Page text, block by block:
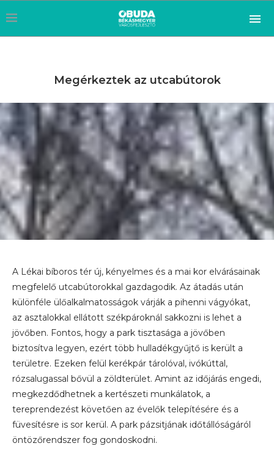
Megérkeztek az utcabútorok
A Lékai bíboros tér új, kényelmes és a mai kor elvárásainak
megfelelő utcabútorokkal gazdagodik. Az átadás után
különféle ülőalkalmatosságok várják a pihenni vágyókat,
az asztalokkal ellátott székpároknál sakkozni is lehet a
jövőben. Fontos, hogy a park tisztasága a jövőben
biztosítva legyen, ezért több hulladékgyűjtő is került a
területre. Ezeken felül kerékpár tárolóval, ivókúttal,
rózsalugassal bővül a zöldterület. Amint az időjárás engedi,
megkezdődhetnek a kertészeti munkálatok, a
tereprendezést követően az évelők telepítésére és a
füvesítésre is sor kerül. A park pázsitjának időtállóságáról
öntözőrendszer fog gondoskodni.